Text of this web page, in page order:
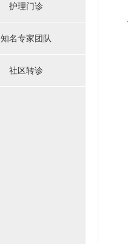
护理门诊
知名专家团队
社区转诊